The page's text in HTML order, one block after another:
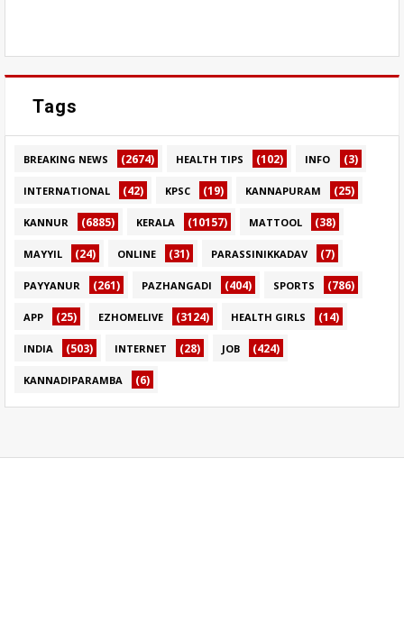
Tags
BREAKING NEWS (2674) HEALTH TIPS (102) INFO (3)
INTERNATIONAL (42) KPSC (19) KANNAPURAM (25)
KANNUR (6885) KERALA (10157) MATTOOL (38)
MAYYIL (24) ONLINE (31) PARASSINIKKADAV (7)
PAYYANUR (261) PAZHANGADI (404) SPORTS (786)
APP (25) EZHOMELIVE (3124) HEALTH GIRLS (14)
INDIA (503) INTERNET (28) JOB (424)
KANNADIPARAMBA (6)